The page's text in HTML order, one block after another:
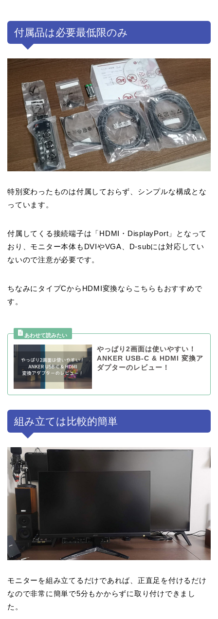
付属品は必要最低限のみ
特別変わったものは付属しておらず、シンプルな構成とな
っています。
付属してくる接続端子は「HDMI・DisplayPort」となって
おり、モニター本体もDVIやVGA、D-subには対応してい
ないので注意が必要です。
ちなみにタイプCからHDMI変換ならこちらもおすすめで
す。
やっぱり2画面は使いやすい！
ANKER USB-C & HDMI 変換ア
ダプターのレビュー！
組み立ては比較的簡単
モニターを組み立てるだけであれば、正直足を付けるだけ
なので非常に簡単で5分もかからずに取り付けできまし
た。